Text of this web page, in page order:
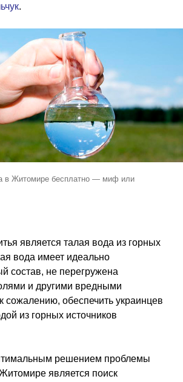
.
в Житомире бесплатно — миф или
является талая вода из горных
вода имеет идеально
состав, не перегружена
и другими вредными
сожалению, обеспечить украинцев
из горных источников
решением проблемы
является поиск